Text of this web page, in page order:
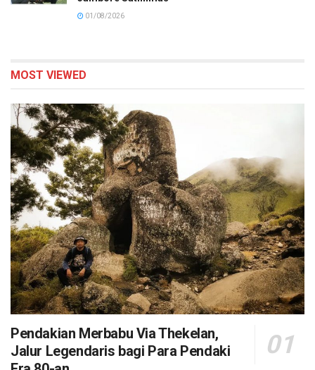
01/08/2026
MOST VIEWED
Pendakian Merbabu Via Thekelan,
Jalur Legendaris bagi Para Pendaki